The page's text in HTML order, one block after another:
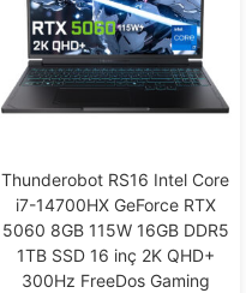
Thunderobot RS16 Intel Core
i7-14700HX GeForce RTX
5060 8GB 115W 16GB DDR5
1TB SSD 16 inç 2K QHD+
300Hz FreeDos Gaming